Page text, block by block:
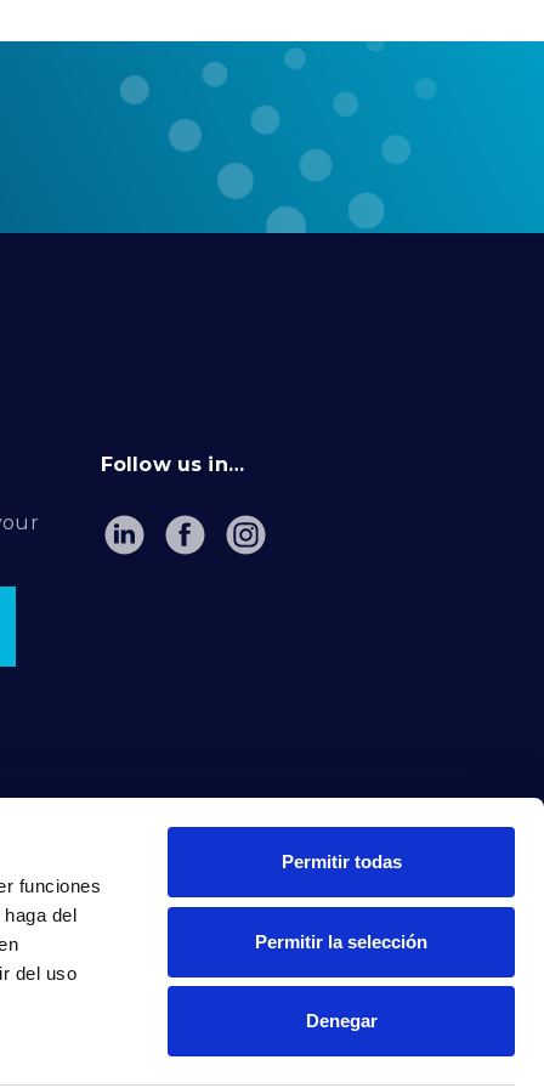
funciones
del
del uso
Permitir todas
Permitir la selección
Denegar
Follow us in…